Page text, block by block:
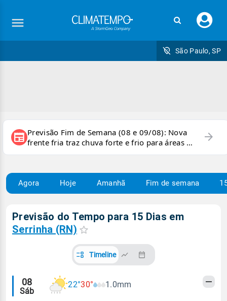
seu
São Paulo, SP
newspaper Previsão Fim de Semana (08 e 09/08): Nova
frente fria traz chuva forte e frio para áreas do
país
arrow_forward
Agora Hoje Amanhã Fim de semana
Previsão do Tempo para 15 Dias em
Serrinha (RN)
Timeline
Alertas
meteorológicos
08
Sáb
22°30° 1.0mm